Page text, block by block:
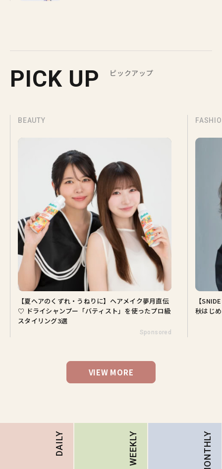
PICK UP ピックアップ
BEAUTY
【夏ヘアのくずれ・うねりに】ヘアメイク夢月直伝
♡ ドライシャンプー「バティスト」を使ったプロ級
スタイリング3選
Sponsored
【
秋はじ
VIEW MORE
DAILY WEEKLY MONTHLY